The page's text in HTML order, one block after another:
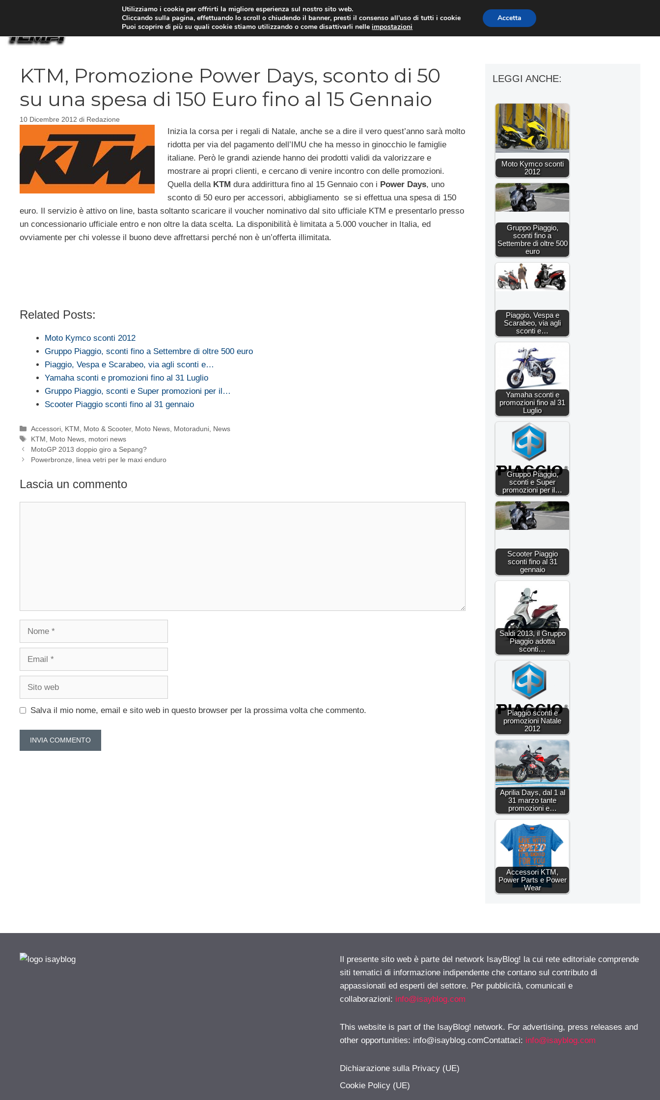
MOTO NEWS ACCESSORI MOTO MOTO GP
KTM, Promozione Power Days, sconto di 50
su una spesa di 150 Euro fino al 15 Gennaio
10 Dicembre 2012 di Redazione
Inizia la corsa per i regali di Natale, anche se a dire il vero quest’anno sarà molto
ridotta per via del pagamento dell’IMU che ha messo in ginocchio le famiglie
italiane. Però le grandi aziende hanno dei prodotti validi da valorizzare e
mostrare ai propri clienti, e cercano di venire incontro con delle promozioni.
Quella della KTM dura addirittura fino al 15 Gennaio con i Power Days, uno
sconto di 50 euro per accessori, abbigliamento se si effettua una spesa di 150
euro. Il servizio è attivo on line, basta soltanto scaricare il voucher nominativo dal sito ufficiale KTM e presentarlo presso
un concessionario ufficiale entro e non oltre la data scelta. La disponibilità è limitata a 5.000 voucher in Italia, ed
ovviamente per chi volesse il buono deve affrettarsi perché non è un’offerta illimitata.
Related Posts:
Moto Kymco sconti 2012
Gruppo Piaggio, sconti fino a Settembre di oltre 500 euro
Piaggio, Vespa e Scarabeo, via agli sconti e…
Yamaha sconti e promozioni fino al 31 Luglio
Gruppo Piaggio, sconti e Super promozioni per il…
Scooter Piaggio sconti fino al 31 gennaio
Categorie
Accessori KTM Moto & Scooter, Moto News Motoraduni News
Tag
KTM Moto News motori news
MotoGP 2013 doppio giro a Sepang?
Powerbronze, linea vetri per le maxi enduro
Lascia un commento
Nome
Email
Sito
Salva il mio nome, email e sito web in questo browser per la prossima volta che commento.
LEGGI ANCHE:
Moto Kymco sconti
2012
Gruppo Piaggio,
sconti fino a
Settembre di oltre 500
euro
Piaggio, Vespa e
Scarabeo, via agli
sconti e…
Yamaha sconti e
promozioni fino al 31
Luglio
Gruppo Piaggio,
sconti e Super
promozioni per il…
Scooter Piaggio
sconti fino al 31
gennaio
Saldi 2013, il Gruppo
Piaggio adotta
sconti…
Piaggio sconti e
promozioni Natale
2012
Aprilia Days, dal 1 al
31 marzo tante
promozioni e…
Accessori KTM,
Power Parts e Power
Wear
Il presente sito web è parte del network IsayBlog! la cui rete editoriale comprende
siti tematici di informazione indipendente che contano sul contributo di
appassionati ed esperti del settore. Per pubblicità, comunicati e
collaborazioni: info@isayblog.com
This website is part of the IsayBlog! network. For advertising, press releases and
other opportunities: info@isayblog.comContattaci: info@isayblog.com
Dichiarazione sulla Privacy (UE)
Cookie Policy (UE)
Utilizziamo i cookie per offrirti la migliore esperienza sul nostro sito web.
Cliccando sulla pagina, effettuando lo scroll o chiudendo il banner, presti il consenso all’uso di tutti i cookie
Puoi scoprire di più su quali cookie stiamo utilizzando o come disattivarli nelleimpostazioni
Accetta